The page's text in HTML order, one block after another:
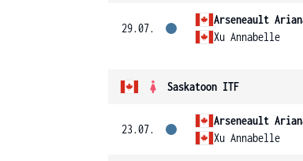
29.07.
Arseneault
Xu Annabelle
Saskatoon ITF
23.07.
Arseneault
Xu Annabelle